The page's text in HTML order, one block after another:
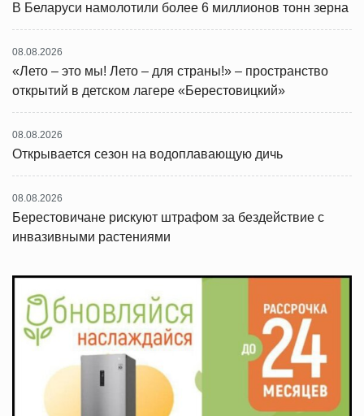
В Беларуси намолотили более 6 миллионов тонн зерна
08.08.2026
«Лето – это мы! Лето – для страны!» – пространство
открытий в детском лагере «Берестовицкий»
08.08.2026
Открывается сезон на водоплавающую дичь
08.08.2026
Берестовичане рискуют штрафом за бездействие с
инвазивными растениями